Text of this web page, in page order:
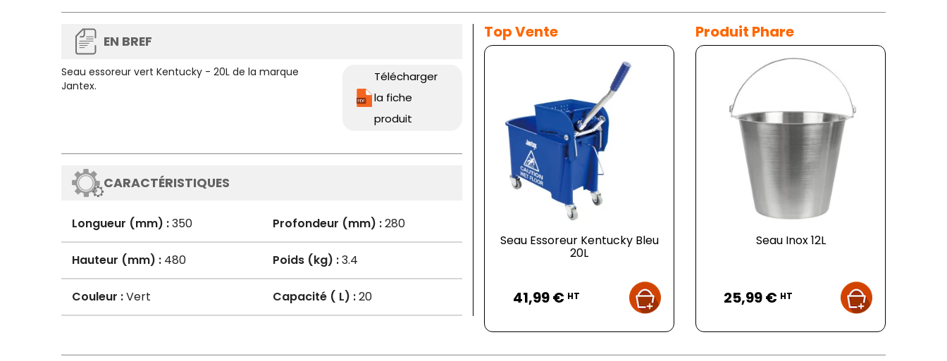
EN BREF
Seau essoreur vert Kentucky - 20L de la marque
Jantex.
Télécharger
la fiche
produit
CARACTÉRISTIQUES
Longueur (mm) :350 Profondeur (mm) :280
Hauteur (mm) : 480 Poids (kg) :3.4
Couleur :Vert Capacité ( L) :20
Top Vente
Seau Essoreur Kentucky Bleu
20L
41,99 € HT
Produit Phare
Seau Inox 12L
25,99 € HT